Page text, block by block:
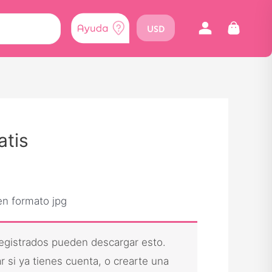
USD
formato jpg
pueden descargar esto.
si ya tienes cuenta, o crearte una